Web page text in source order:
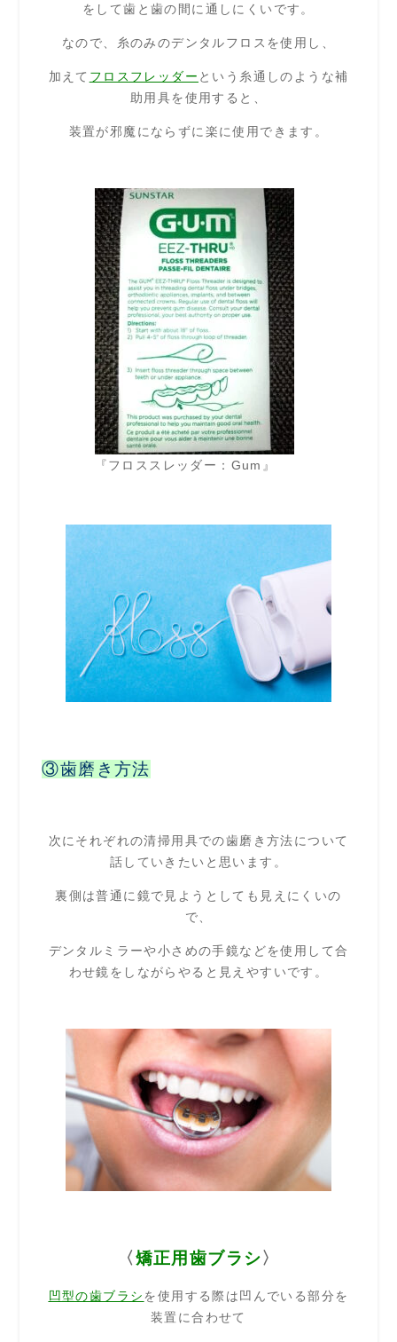
をして歯と歯の間に通しにくいです。
なので、糸のみのデンタルフロスを使用し、
加えて フロスフレッダー という糸通しのような補
助用具を使用すると、
装置が邪魔にならずに楽に使用できます。
『フロススレッダー：Gum』
③歯磨き方法
次にそれぞれの清掃用具での歯磨き方法について
話していきたいと思います。
裏側は普通に鏡で見ようとしても見えにくいの
で、
デンタルミラーや小さめの手鏡などを使用して合
わせ鏡をしながらやると見えやすいです。
〈矯正用歯ブラシ〉
凹型の歯ブラシを使用する際は凹んでいる部分を
装置に合わせて